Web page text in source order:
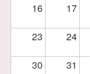
16 17
23 24
30 31